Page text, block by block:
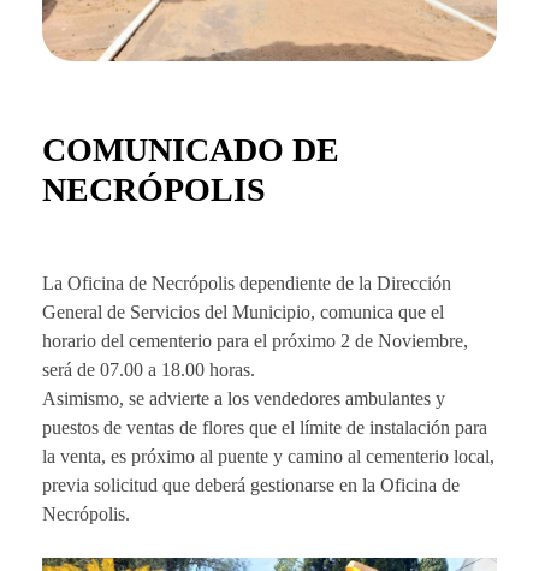
COMUNICADO DE
NECRÓPOLIS
La Oficina de Necrópolis dependiente de la Dirección
General de Servicios del Municipio, comunica que el
horario del cementerio para el próximo 2 de Noviembre,
será de 07.00 a 18.00 horas.
Asimismo, se advierte a los vendedores ambulantes y
puestos de ventas de flores que el límite de instalación para
la venta, es próximo al puente y camino al cementerio local,
previa solicitud que deberá gestionarse en la Oficina de
Necrópolis.